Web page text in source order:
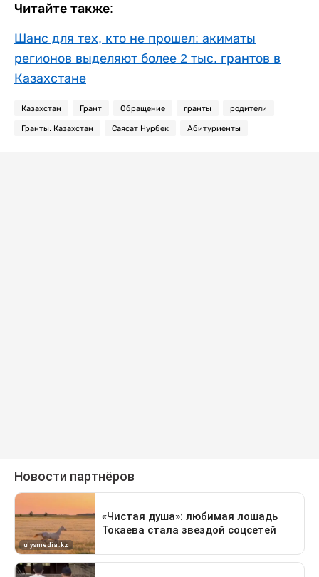
Читайте также:
Шанс для тех, кто не прошел: акиматы
регионов выделяют более 2 тыс. грантов в
Казахстане
Казахстан Грант Обращение гранты родители
Гранты. Казахстан Саясат Нурбек Абитуриенты